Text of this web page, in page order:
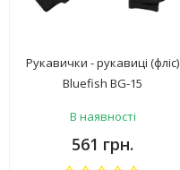
Рукавички - рукавиці (фліс)
Bluefish BG-15
В наявності
561 грн.